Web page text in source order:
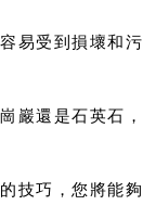
易受到損壞和污
巖還是石英石，
技巧，您將能夠